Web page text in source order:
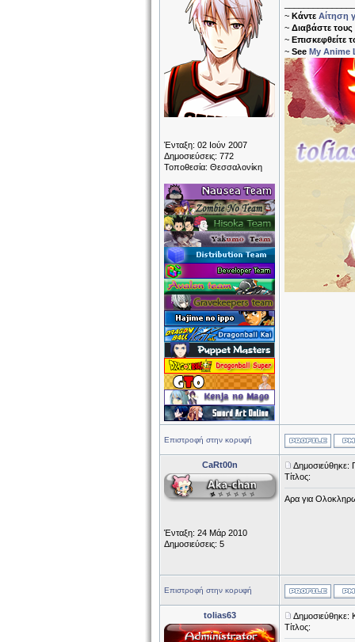
Ένταξη: 02 Ιούν 2007
Δημοσιεύσεις: 772
Τοποθεσία: Θεσσαλονίκη
~ Κάντε Αίτηση
~ Διαβάστε τους
~ Επισκεφθείτε
~ See My Anime
Επιστροφή στην κορυφή
CaRt00n
Ένταξη: 24 Μάρ 2010
Δημοσιεύσεις: 5
Δημοσιεύθηκε:
Τίτλος:
Αρα για
Επιστροφή στην κορυφή
tolias63
Δημοσιεύθηκε:
Τίτλος: